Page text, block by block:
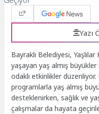
Yazı
Bayraklı Belediyesi,
yaşayan yaş almış
odaklı etkinlikler
programlarla yaş almış
desteklenirken, sağlık ve
çalışmalar da hayata